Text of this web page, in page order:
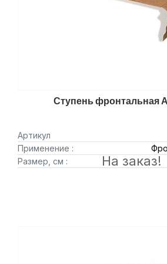
Ступень фронтальная
Артикул
Применение :
Размер, см :
На заказ!